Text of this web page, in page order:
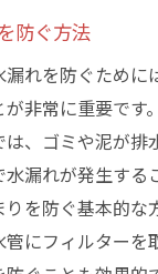
防ぐ方法
れを防ぐために
非常に重要です
は、ゴミや泥が排
水漏れが発生する
を防ぐ基本的な
管にフィルターを